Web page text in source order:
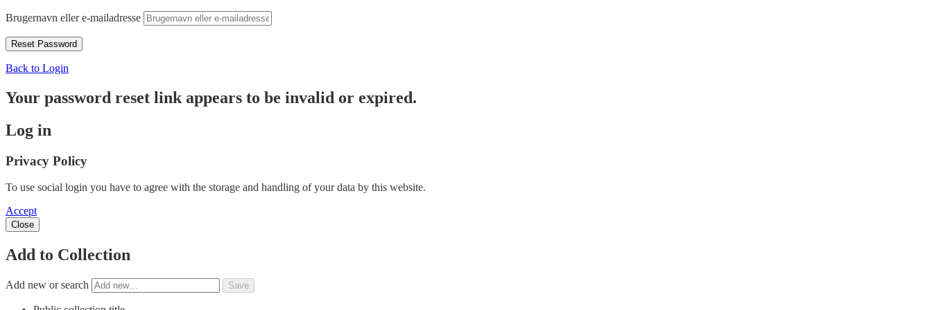
Brugernavn eller e-mailadresse
Back to Login
Your password reset link appears to be invalid or expired.
Log in
Privacy Policy
To use social login you have to agree with the storage and handling of your data by this website.
Accept
Close
Add to Collection
Add new or search